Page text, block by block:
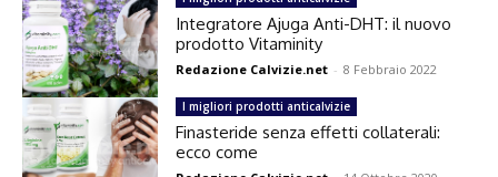
Integratore Ajuga Anti-DHT: il nuovo
prodotto Vitaminity
Redazione Calvizie.net - 8 Febbraio 2022
I migliori prodotti anticalvizie
Finasteride senza effetti collaterali:
ecco come